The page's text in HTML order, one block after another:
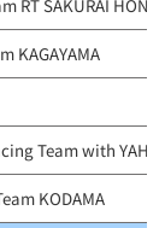
RT SAKURAI
KAGAYAMA
Team with
KODAMA